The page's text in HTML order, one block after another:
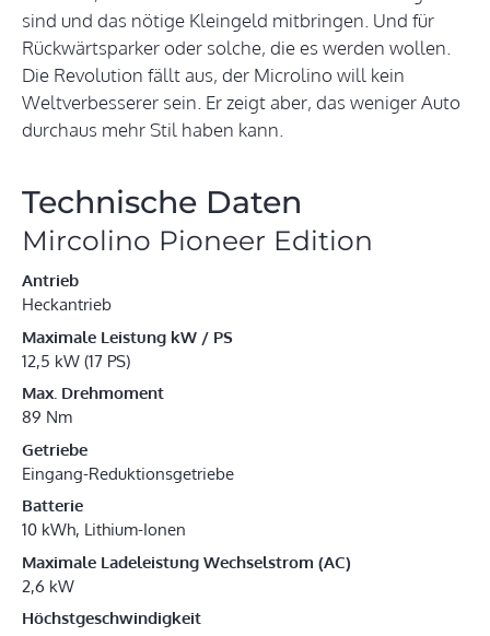
sind und das nötige Kleingeld mitbringen. Und für
Rückwärtsparker oder solche, die es werden wollen.
Die Revolution fällt aus, der Microlino will kein
Weltverbesserer sein. Er zeigt aber, das weniger Auto
durchaus mehr Stil haben kann.
Technische Daten
Mircolino Pioneer Edition
Antrieb
Heckantrieb
Maximale Leistung kW / PS
12,5 kW (17 PS)
Max. Drehmoment
89 Nm
Getriebe
Eingang-Reduktionsgetriebe
Batterie
10 kWh, Lithium-Ionen
Maximale Ladeleistung Wechselstrom (AC)
2,6 kW
Höchstgeschwindigkeit